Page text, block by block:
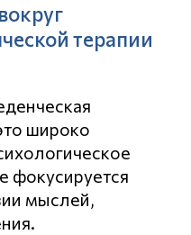
терапии
широко
фокусируется
мыслей,